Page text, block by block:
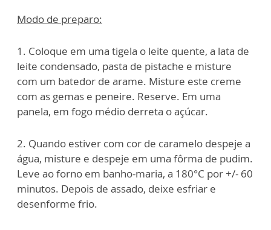
Modo de preparo:
1. Coloque em uma tigela o leite quente, a lata de
leite condensado, pasta de pistache e misture
com um batedor de arame. Misture este creme
com as gemas e peneire. Reserve. Em uma
panela, em fogo médio derreta o açúcar.
2. Quando estiver com cor de caramelo despeje a
água, misture e despeje em uma fôrma de pudim.
Leve ao forno em banho-maria, a 180°C por +/- 60
minutos. Depois de assado, deixe esfriar e
desenforme frio.